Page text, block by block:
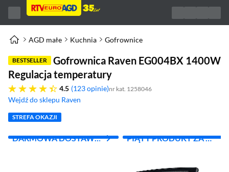
AGD małe Kuchnia Gofrownice
BESTSELLER
Gofrownica Raven EG004BX 1400W
Regulacja temperatury
4.5
4.5 gwiazdek 123 opinie nr kat. 1258046
Wejdź do sklepu Raven
(otworzy się w nowym oknie)
STREFA OKAZJI
DARMOWA DOSTAWA
PIĄTY PRODUKT ZA 1